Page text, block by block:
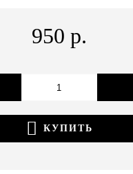
950 р.
КУПИТЬ